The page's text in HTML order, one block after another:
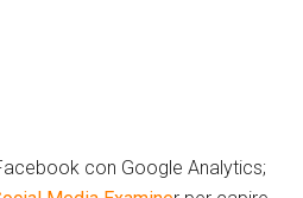
con Google Analytics;